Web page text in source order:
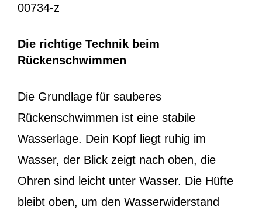
00734-z
Die richtige Technik beim
Rückenschwimmen
Die Grundlage für sauberes
Rückenschwimmen ist eine stabile
Wasserlage. Dein Kopf liegt ruhig im
Wasser, der Blick zeigt nach oben, die
Ohren sind leicht unter Wasser. Die Hüfte
bleibt oben, um den Wasserwiderstand